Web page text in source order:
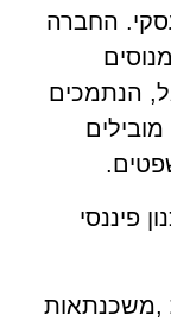
החברה
הנתמכים
פיננסי
,משכנתאות